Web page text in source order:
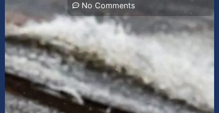
No Comments